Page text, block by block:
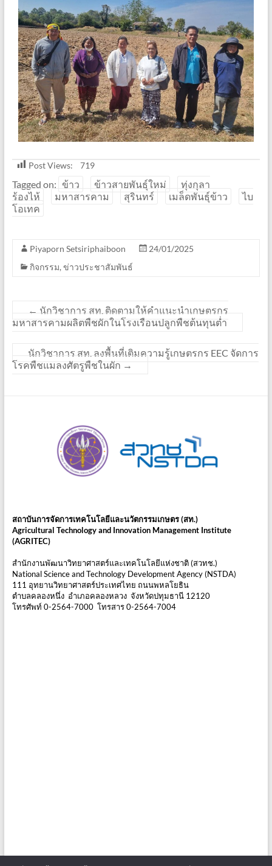
Post Views: 719
Tagged on: ข้าว ข้าวสายพันธุ์ใหม่
ทุ่งกุลา
ร้องไห้
มหาสารคาม สุรินทร์ เมล็ดพันธุ์ข้าว
ไบ
โอเทค
Piyaporn Setsiriphaiboon
24/01/2025
กิจกรรม, ข่าวประชาสัมพันธ์
← นักวิชาการ สท. ติดตามให้คำแนะนำเกษตรกร
มหาสารคามผลิตพืชผักในโรงเรือนปลูกพืชต้นทุนต่ำ
นักวิชาการ สท. ลงพื้นที่เติมความรู้เกษตรกร EEC จัดการ
โรคพืชแมลงศัตรูพืชในผัก →
สถาบันการจัดการเทคโนโลยีและนวัตกรรมเกษตร (สท.)
Agricultural Technology and Innovation Management Institute
(AGRITEC)
สำนักงานพัฒนาวิทยาศาสตร์และเทคโนโลยีแห่งชาติ (สวทช.)
National Science and Technology Development Agency (NSTDA)
111 อุทยานวิทยาศาสตร์ประเทศไทย ถนนพหลโยธิน
ตำบลคลองหนึ่ง อำเภอคลองหลวง จังหวัดปทุมธานี 12120
โทรศัพท์ 0-2564-7000 โทรสาร 0-2564-7004